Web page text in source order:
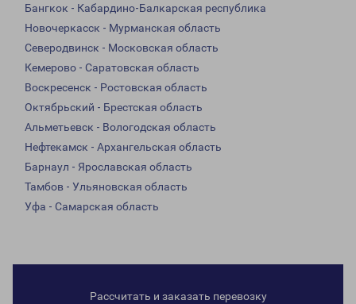
Бангкок - Кабардино-Балкарская республика
Новочеркасск - Мурманская область
Северодвинск - Московская область
Кемерово - Саратовская область
Воскресенск - Ростовская область
Октябрьский - Брестская область
Альметьевск - Вологодская область
Нефтекамск - Архангельская область
Барнаул - Ярославская область
Тамбов - Ульяновская область
Уфа - Самарская область
Рассчитать и заказать перевозку